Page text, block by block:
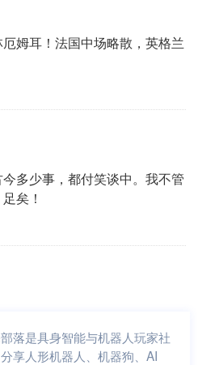
姆耳！法国中场略散，英格兰
多少事，都付笑谈中。我不管
矣！
落是具身智能与机器人玩家社
享人形机器人、机器狗、AI